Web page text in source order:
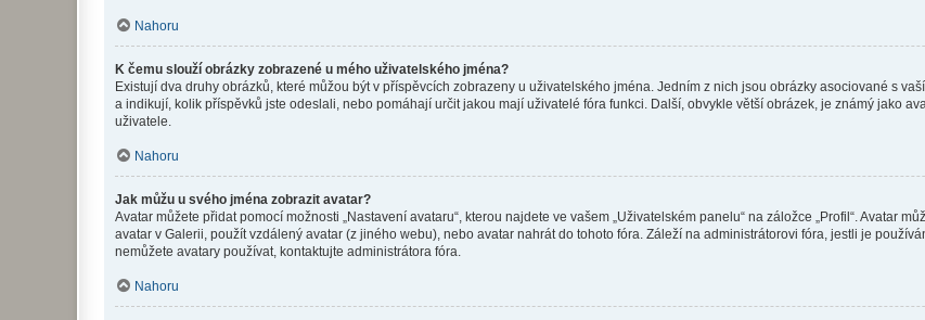
Nahoru
K čemu slouží obrázky zobrazené u mého uživatelského jména?
Existují dva druhy obrázků, které můžou být v příspěvcích zobrazeny u uživatelského jména. Jedním z nich jsou obrázky asociované s
a indikují, kolik příspěvků jste odeslali, nebo pomáhají určit jakou mají uživatelé fóra funkci. Další, obvykle větší obrázek, je známý jako
uživatele.
Nahoru
Jak můžu u svého jména zobrazit avatar?
Avatar můžete přidat pomocí možnosti „Nastavení avataru“, kterou najdete ve vašem „Uživatelském panelu“ na záložce „Profil“. Avatar
avatar v Galerii, použít vzdálený avatar (z jiného webu), nebo avatar nahrát do tohoto fóra. Záleží na administrátorovi fóra, jestli je
nemůžete avatary používat, kontaktujte administrátora fóra.
Nahoru